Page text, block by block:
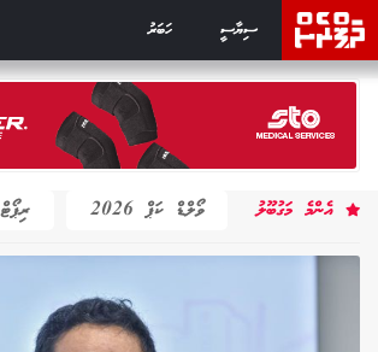
ސިޔާސީ ހަބަރު
އެންމެ މަގުބޫލު ވޯލްޑް ކަޕް 2026 ރިޕޯޓް